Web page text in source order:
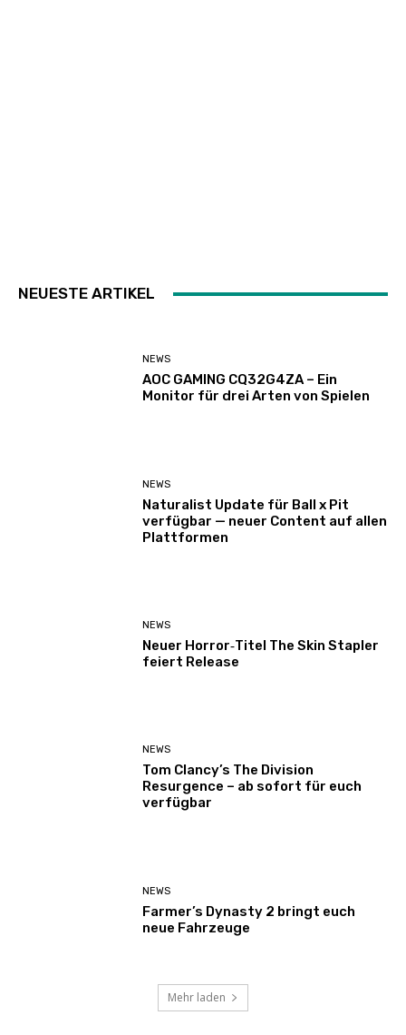
NEUESTE ARTIKEL
NEWS
AOC GAMING CQ32G4ZA – Ein
Monitor für drei Arten von Spielen
NEWS
Naturalist Update für Ball x Pit
verfügbar — neuer Content auf allen
Plattformen
NEWS
Neuer Horror‑Titel The Skin Stapler
feiert Release
NEWS
Tom Clancy’s The Division
Resurgence – ab sofort für euch
verfügbar
NEWS
Farmer’s Dynasty 2 bringt euch
neue Fahrzeuge
Mehr laden